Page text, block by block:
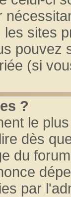
les sites
pouvez
(si
?
le
dès
du
par